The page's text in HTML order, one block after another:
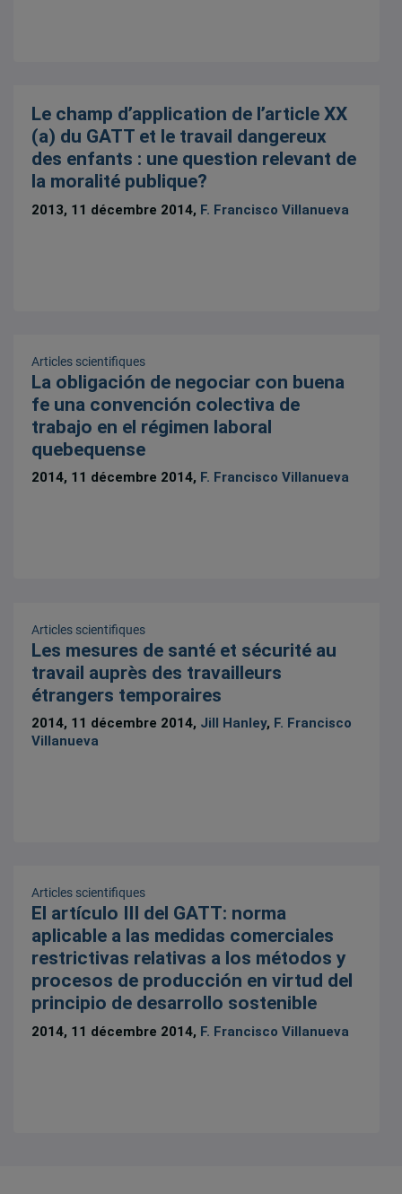
Le champ d’application de l’article XX
(a) du GATT et le travail dangereux
des enfants : une question relevant de
la moralité publique?
2013, 11 décembre 2014, F. Francisco Villanueva
Articles scientifiques
La obligación de negociar con buena
fe una convención colectiva de
trabajo en el régimen laboral
quebequense
2014, 11 décembre 2014, F. Francisco Villanueva
Articles scientifiques
Les mesures de santé et sécurité au
travail auprès des travailleurs
étrangers temporaires
2014, 11 décembre 2014, Jill Hanley, F. Francisco
Villanueva
Articles scientifiques
El artículo III del GATT: norma
aplicable a las medidas comerciales
restrictivas relativas a los métodos y
procesos de producción en virtud del
principio de desarrollo sostenible
2014, 11 décembre 2014, F. Francisco Villanueva